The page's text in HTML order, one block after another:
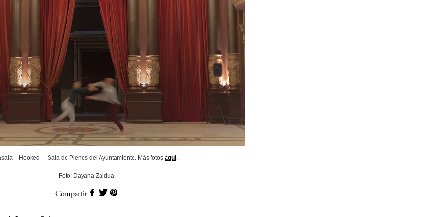
– Hooked – Sala de Plenos del Ayuntamiento. Más fotos aquí.
Foto: Dayana Zaldua.
Compartir